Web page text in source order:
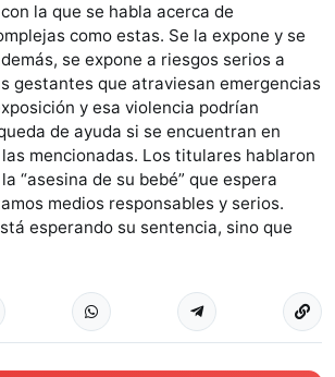
la que se habla acerca de
como estas. Se la expone y se
se expone a riesgos serios a
gestantes que atraviesan emergencias
y esa violencia podrían
de ayuda si se encuentran en
mencionadas. Los titulares hablaron
“asesina de su bebé” que espera
medios responsables y serios.
esperando su sentencia, sino que